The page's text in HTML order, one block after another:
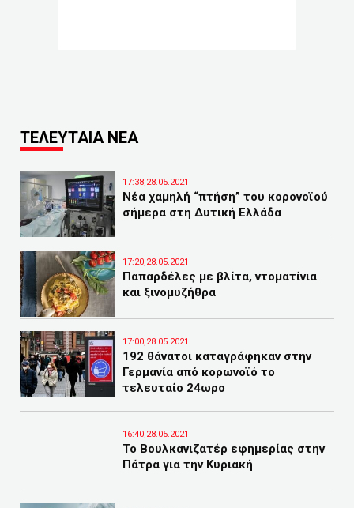
ΤΕΛΕΥΤΑΙΑ ΝΕΑ
17:38,28.05.2021
Νέα χαμηλή “πτήση” του κορονοϊού
σήμερα στη Δυτική Ελλάδα
17:20,28.05.2021
Παπαρδέλες με βλίτα, ντοματίνια
και ξινομυζήθρα
17:00,28.05.2021
192 θάνατοι καταγράφηκαν στην
Γερμανία από κορωνοϊό το
τελευταίο 24ωρο
16:40,28.05.2021
Το Βουλκανιζατέρ εφημερίας στην
Πάτρα για την Κυριακή